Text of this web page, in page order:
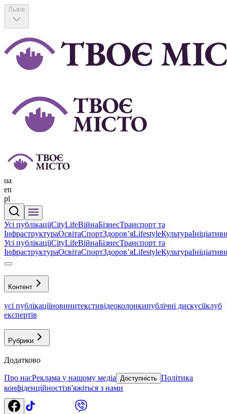
Львів
ua
en
pl
Усі публікаціїCityLifeВійнаБізнесТранспорт та
ІнфраструктураОсвітаСпортЗдоровʼяLifestyleКультура
Усі публікаціїCityLifeВійнаБізнесТранспорт та
ІнфраструктураОсвітаСпортЗдоровʼяLifestyleКультура
Контент
усі публікаціїновинитекстивідеоколонкипублічні дискусіїклуб
експертів
Рубрики
Додатково
Про насРеклама у нашому медіа Доступність Політика
конфіденційностізв'яжіться з нами